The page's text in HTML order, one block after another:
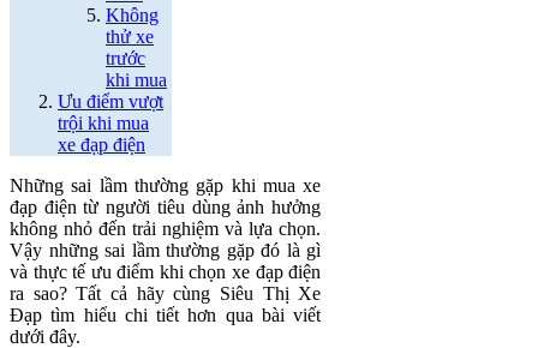
Không
thử xe
trước
khi mua
Ưu điểm vượt
trội khi mua
xe đạp điện
Những sai lầm thường gặp khi mua xe
đạp điện từ người tiêu dùng ảnh hưởng
không nhỏ đến trải nghiệm và lựa chọn.
Vậy những sai lầm thường gặp đó là gì
và thực tế ưu điểm khi chọn xe đạp điện
ra sao? Tất cả hãy cùng Siêu Thị Xe
Đạp tìm hiểu chi tiết hơn qua bài viết
dưới đây.